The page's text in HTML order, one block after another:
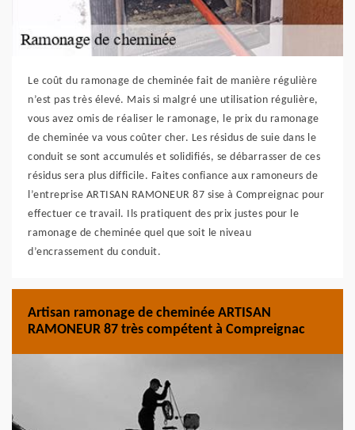
Le coût du ramonage de cheminée fait de manière régulière
n’est pas très élevé. Mais si malgré une utilisation régulière,
vous avez omis de réaliser le ramonage, le prix du ramonage
de cheminée va vous coûter cher. Les résidus de suie dans le
conduit se sont accumulés et solidifiés, se débarrasser de ces
résidus sera plus difficile. Faites confiance aux ramoneurs de
l’entreprise ARTISAN RAMONEUR 87 sise à Compreignac pour
effectuer ce travail. Ils pratiquent des prix justes pour le
ramonage de cheminée quel que soit le niveau
d’encrassement du conduit.
Artisan ramonage de cheminée ARTISAN
RAMONEUR 87 très compétent à Compreignac